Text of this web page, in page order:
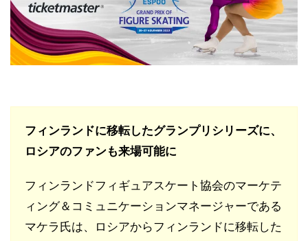
フィンランドに移転したグランプリシリーズに、
ロシアのファンも来場可能に
フィンランドフィギュアスケート協会のマーケテ
ィング＆コミュニケーションマネージャーである
マケラ氏は、ロシアからフィンランドに移転した